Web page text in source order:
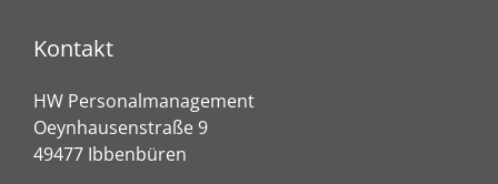
Kontakt
HW Personalmanagement
Oeynhausenstraße 9
49477 Ibbenbüren